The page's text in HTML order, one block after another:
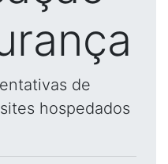
de
hospedados